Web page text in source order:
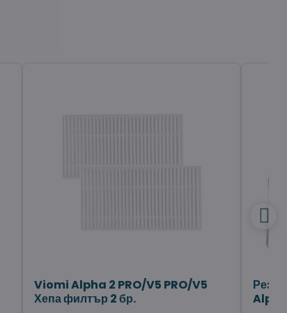
Viomi Alpha 2 PRO/V5 PRO/V5
Хепа филтър 2 бр.
Alpha